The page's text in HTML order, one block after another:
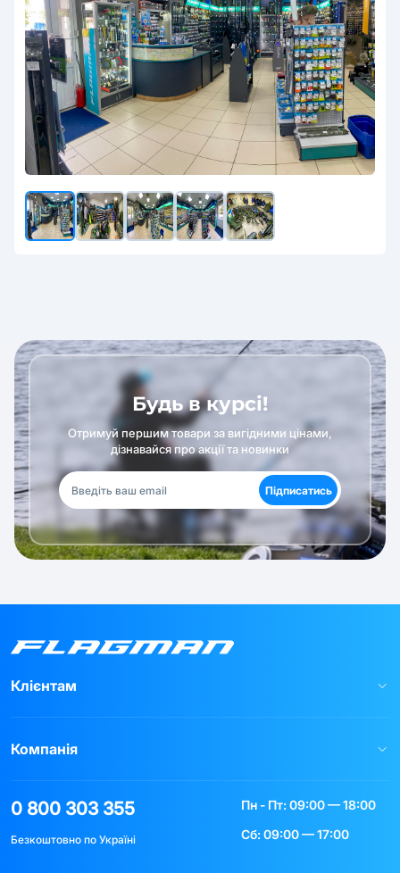
Будь в курсі!
Отримуй першим товари за вигідними цінами,
дізнавайся про акції та новинки
Підписатись
Клієнтам
Компанія
0 800 303 355
Безкоштовно по Україні
Пн - Пт: 09:00 — 18:00
Сб: 09:00 — 17:00